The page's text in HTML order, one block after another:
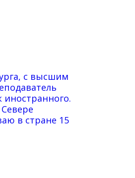
с высшим
иностранного.
в стране 15